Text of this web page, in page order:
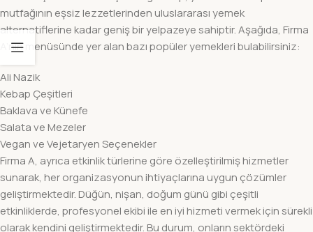
mutfağının eşsiz lezzetlerinden uluslararası yemek
alternatiflerine kadar geniş bir yelpazeye sahiptir. Aşağıda, Firma
A’nın menüsünde yer alan bazı popüler yemekleri bulabilirsiniz:
Ali Nazik
Kebap Çeşitleri
Baklava ve Künefe
Salata ve Mezeler
Vegan ve Vejetaryen Seçenekler
Firma A, ayrıca etkinlik türlerine göre özelleştirilmiş hizmetler
sunarak, her organizasyonun ihtiyaçlarına uygun çözümler
geliştirmektedir. Düğün, nişan, doğum günü gibi çeşitli
etkinliklerde, profesyonel ekibi ile en iyi hizmeti vermek için sürekli
olarak kendini geliştirmektedir. Bu durum, onların sektördeki